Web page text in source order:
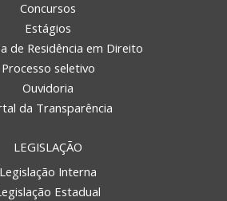
Concursos
Estágios
de Residência em Direito
Processo seletivo
Ouvidoria
da Transparência
LEGISLAÇÃO
Legislação Interna
Estadual